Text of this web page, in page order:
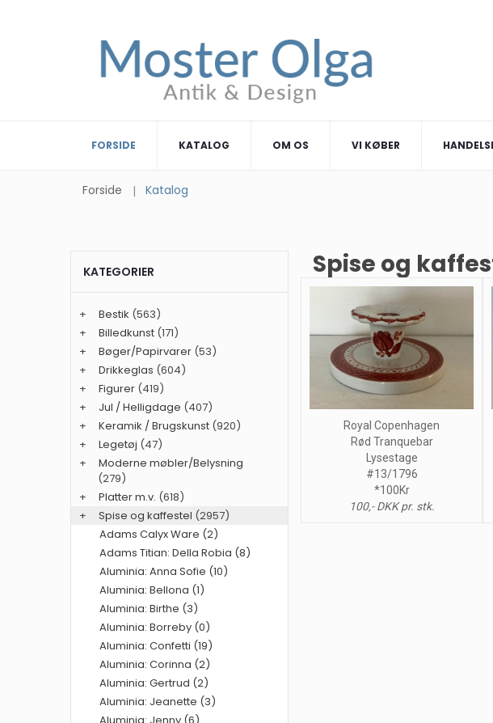
FORSIDE KATALOG OM OS VI KØBER
Forside Katalog
Spise og
Royal Copenhagen
Rød Tranquebar
Lysestage
#13/1796
*100Kr
100,- DKK pr. stk.
KATEGORIER
+ Bestik (563)
+
Billedkunst (171)
+
Bøger/Papirvarer (53)
+
Drikkeglas (604)
+
Figurer (419)
+
Jul / Helligdage (407)
+
Keramik / Brugskunst (920)
+
Legetøj (47)
+
Moderne møbler/Belysning
(279)
+
Platter m.v. (618)
+
Spise og kaffestel (2957)
Adams Calyx Ware (2)
Adams Titian: Della Robia (8)
Aluminia: Anna Sofie (10)
Aluminia: Bellona (1)
Aluminia: Birthe (3)
Aluminia: Borreby (0)
Aluminia: Confetti (19)
Aluminia: Corinna (2)
Aluminia: Gertrud (2)
Aluminia: Jeanette (3)